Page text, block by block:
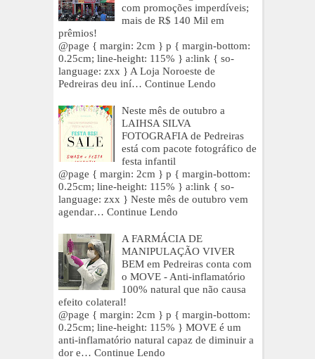
com promoções imperdíveis;
mais de R$ 140 Mil em
prêmios!
@page { margin: 2cm } p { margin-bottom:
0.25cm; line-height: 115% } a:link { so-
language: zxx } A Loja Noroeste de
Pedreiras deu iní… Continue Lendo
Neste mês de outubro a
LAIHSA SILVA
FOTOGRAFIA de Pedreiras
está com pacote fotográfico de
festa infantil
@page { margin: 2cm } p { margin-bottom:
0.25cm; line-height: 115% } a:link { so-
language: zxx } Neste mês de outubro vem
agendar… Continue Lendo
A FARMÁCIA DE
MANIPULAÇÃO VIVER
BEM em Pedreiras conta com
o MOVE - Anti-inflamatório
100% natural que não causa
efeito colateral!
@page { margin: 2cm } p { margin-bottom:
0.25cm; line-height: 115% } MOVE é um
anti-inflamatório natural capaz de diminuir a
dor e… Continue Lendo